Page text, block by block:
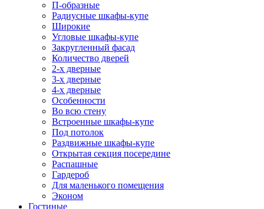
П-образные
Радиусные шкафы-купе
Широкие
Угловые шкафы-купе
Закругленный фасад
Количество дверей
2-х дверные
3-х дверные
4-х дверные
Особенности
Во всю стену
Встроенные шкафы-купе
Под потолок
Раздвижные шкафы-купе
Открытая секция посередине
Распашные
Гардероб
Для маленького помещения
Эконом
Гостиные